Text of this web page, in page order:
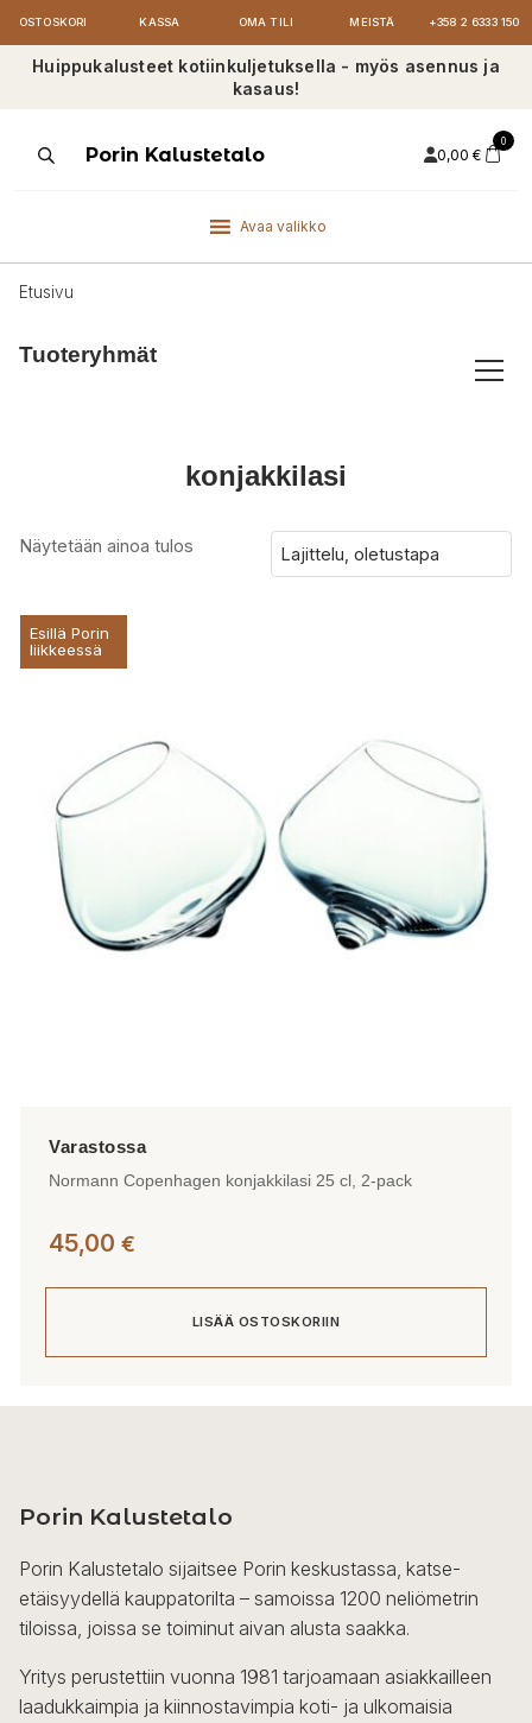
OSTOSKORI KASSA OMA TILI MEISTÄ +358 2 6333 150
Huippukalusteet kotiinkuljetuksella - myös asennus ja
kasaus!
ProductsPorin Kalustetalo 0,00 €
0
Avaa valikko
Etusivu
Tuoteryhmät
konjakkilasi
Näytetään ainoa tulos
Esillä Porin
liikkeessä
Normann Copenhagen konjakkilasi 25 cl, 2-pack
45,00 €
LISÄÄ OSTOSKORIIN
Porin Kalustetalo
Porin Kalustetalo sijaitsee Porin keskustassa, katse-
etäisyydellä kauppatorilta – samoissa 1200 neliömetrin
tiloissa, joissa se toiminut aivan alusta saakka.
Yritys perustettiin vuonna 1981 tarjoamaan asiakkailleen
laadukkaimpia ja kiinnostavimpia koti- ja ulkomaisia